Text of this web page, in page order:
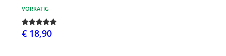
VORRÄTIG
€ 18,90